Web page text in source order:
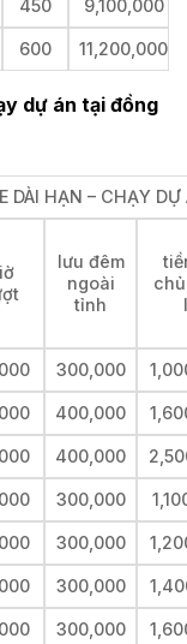
450 9,100,000
600 11,200,000
dự án tại đồng
DÀI HẠN – CHẠY
lưu đêm
ngoài
tỉnh
300,000
400,000
400,000
300,000
300,000
300,000
300,000